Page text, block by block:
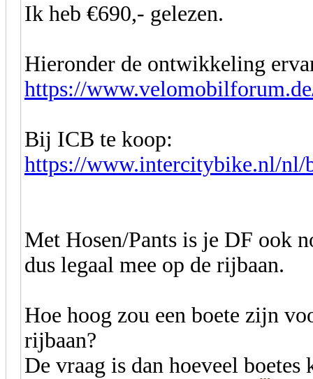
Ik heb €690,- gelezen.
Hieronder de ontwikkeling
https://
Bij ICB te koop:
https://www.intercitybike.nl/nl/
Met Hosen/Pants is je DF ook
dus legaal mee op de rijbaan.
Hoe hoog zou een boete zijn
rijbaan?
De vraag is dan hoeveel